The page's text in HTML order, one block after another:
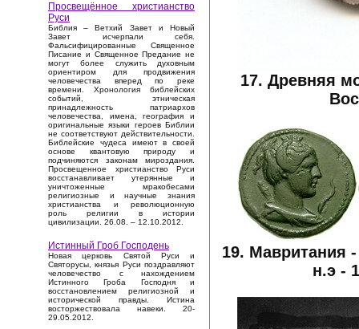
Просвещённое христианство
Руси
Библия – Ветхий Завет и Новый
Завет исчерпали себя.
Фальсифицированные Священное
Писание и Священное Предание не
могут более служить духовным
ориентиром для продвижения
человечества вперед по реке
времени. Хронология библейских
событий, этническая
принадлежность патриархов
человечества, имена, география и
оригинальные языки героев Библии
не соответствуют действительности.
Библейские чудеса имеют в своей
основе квантовую природу и
подчиняются законам мироздания.
Просвещенное христианство Руси
восстанавливает утерянные и
уничтоженные мракобесами
религиозные и научные знания
христианства и революционную
роль религии в истории
цивилизации. 26.08. – 12.10.2012.
Истинный Гроб Господень
Новая церковь Святой Руси и
Святорусы, князья Руси поздравляют
человечество с нахождением
Истинного Гроба Господня и
восстановлением религиозной и
исторической правды. Истина
восторжествовала навеки. 20-
29.05.2012.
17. Древняя
19. Мавритания
н.э -